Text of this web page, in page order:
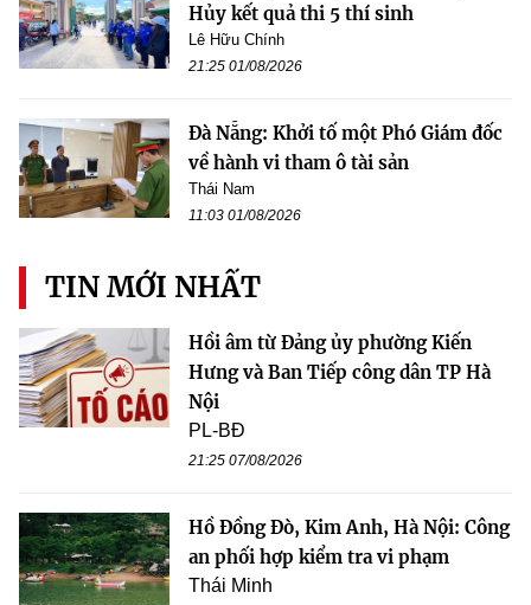
Hủy kết quả thi 5 thí sinh
Lê Hữu Chính
21:25 01/08/2026
Đà Nẵng: Khởi tố một Phó Giám đốc
về hành vi tham ô tài sản
Thái Nam
11:03 01/08/2026
TIN MỚI NHẤT
Hồi âm từ Đảng ủy phường Kiến
Hưng và Ban Tiếp công dân TP Hà
Nội
PL-BĐ
21:25 07/08/2026
Hồ Đồng Đò, Kim Anh, Hà Nội: Công
an phối hợp kiểm tra vi phạm
Thái Minh